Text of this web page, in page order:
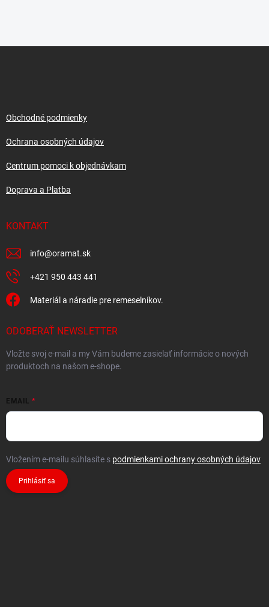
Obchodné podmienky
Ochrana osobných údajov
Centrum pomoci k objednávkam
Doprava a Platba
KONTAKT
info@oramat.sk
+421 950 443 441
Materiál a náradie pre remeselníkov.
ODOBERAŤ NEWSLETTER
Vložte svoj e-mail a my Vám budeme zasielať informácie o nových
produktoch na našom e-shope.
EMAIL
Vložením e-mailu súhlasíte s podmienkami ochrany osobných údajov
Prihlásiť sa